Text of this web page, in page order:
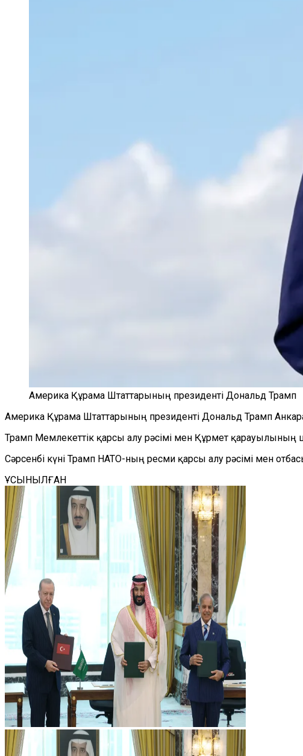
Америка Құрама Штаттарының президенті Дональд Трамп
Америка Құрама Штаттарының президенті Дональд Трамп
Трамп Мемлекеттік қарсы алу рәсімі мен Құрмет қарауылының
Сәрсенбі күні Трамп НАТО-ның ресми қарсы алу рәсімі мен
ҰСЫНЫЛҒАН